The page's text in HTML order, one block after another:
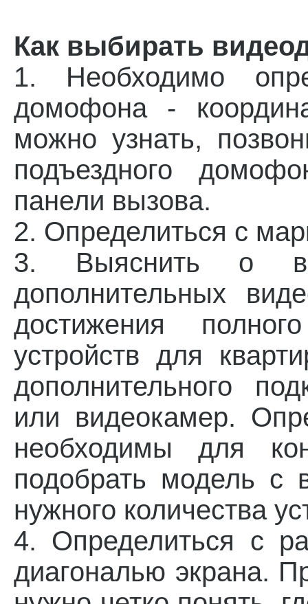
Как выбирать
1. Необходимо
домофона -
можно узнать,
подъездного
панели вызова.
2. Определиться с
3. Выяснить о
дополнительных
достижения
устройств для
дополнительного
или видеокамер.
необходимы для
подобрать модель с
нужного количества
4. Определиться с
диагональю экрана.